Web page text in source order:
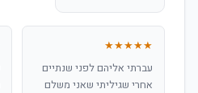
★★★★★
עברתי אליהם לפני שנתיים
אחרי שגיליתי שאני משלם